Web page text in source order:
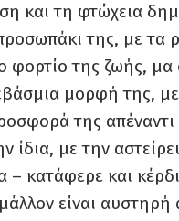
και τη φτώχεια
της, με τα
φορτίο της ζωής,
μορφή της,
της
ίδια, με την
– κατάφερε και
είναι